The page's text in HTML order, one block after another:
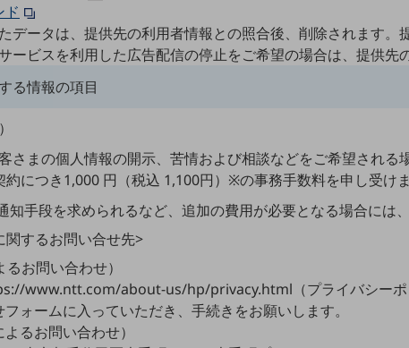
ト情報をご紹介します
を
ド
データは、提供先の利用者情報との照合後、削除されます。
ービスを利用した広告配信の停止をご希望の場合は、提供先
る情報の項目
Google Google広告
https://
プライバシーポ
https://
オプトアウト
https://
Yahoo
プライバシー
https://
オプトアウトペ
さまの個人情報の開示、苦情および相談などをご希望され
につき1,000 円（税込 1,100円）※の事務手数料を申し受けま
知手段を求められるなど、追加の費用が必要となる場合には
関するお問い合せ先>
るお問い合わせ）
www.ntt.com/about-us/hp/privacy.html（プライバシーポ
ォームに入っていただき、手続きをお願いします。
よるお問い合わせ）